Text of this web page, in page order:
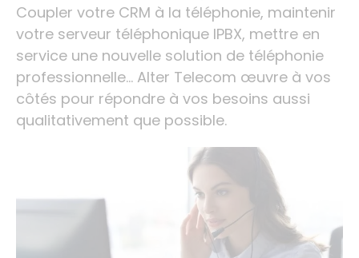
Coupler votre CRM à la téléphonie, maintenir
votre serveur téléphonique IPBX, mettre en
service une nouvelle solution de téléphonie
professionnelle… Alter Telecom œuvre à vos
côtés pour répondre à vos besoins aussi
qualitativement que possible.